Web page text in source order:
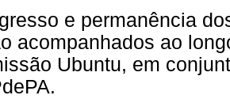
e permanência
acompanhados ao
Ubuntu, em